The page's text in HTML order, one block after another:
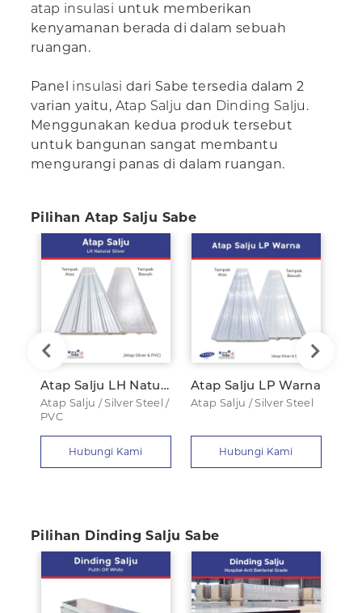
atap insulasi untuk memberikan
kenyamanan berada di dalam sebuah
ruangan.
Panel insulasi dari Sabe tersedia dalam 2
varian yaitu, Atap Salju dan Dinding Salju .
Menggunakan kedua produk tersebut
untuk bangunan sangat membantu
mengurangi panas di dalam ruangan.
Pilihan Atap Salju Sabe
Atap Salju LH Natural Silver
Atap Salju / Silver Steel /
PVC
Hubungi Kami
Atap Salju LP Warna
Atap Salju / Silver Steel
Hubungi Kami
Pilihan Dinding Salju Sabe